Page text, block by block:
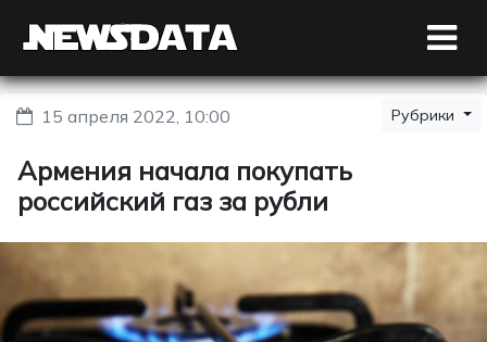
15 апреля 2022, 10:00 Рубрики
Армения начала покупать
российский газ за рубли